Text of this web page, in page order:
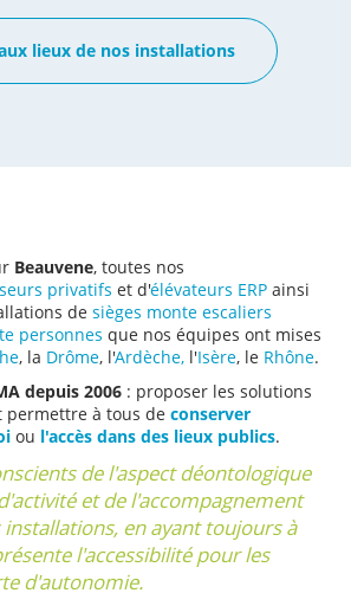
s’effectue en moins d’une journée !! Un
une vraie solution de déplacement
qui souhaite rester chez soi.
lieux de nos installations
Beauvene, toutes nos
privatifs et d'élévateurs ERPainsi
de sièges monte escaliers
personnes que nos équipes ont mises
, la Drôme, l'Ardèche,l'Isère, le Rhône.
depuis 2006: proposer les solutions
permettre à tous de conserver
ou l'accès dans des lieux publics.
de l'aspect déontologique
et de l'accompagnement
installations, en ayant toujours à
l'accessibilité pour les
d'autonomie.